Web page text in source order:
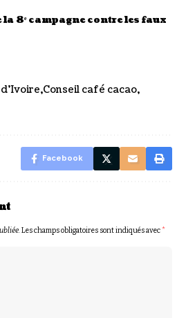
8ᵉ campagne contre les faux
Conseil café cacao
Facebook
Les champs obligatoires sont indiqués avec*